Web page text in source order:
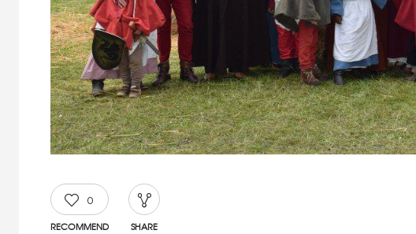
0
RECOMMEND SHARE